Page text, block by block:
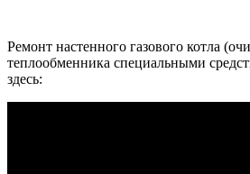
Ремонт настенного газового котла
теплообменника специальными
здесь: